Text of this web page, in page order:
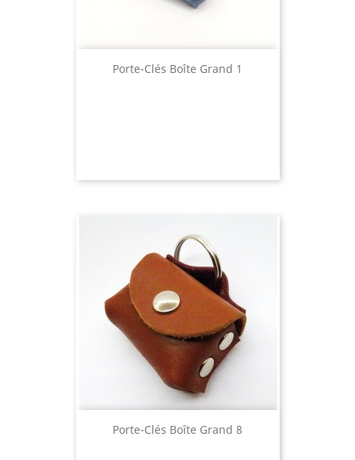
Porte-Clés Boîte Grand 1
Porte-Clés Boîte Grand 8